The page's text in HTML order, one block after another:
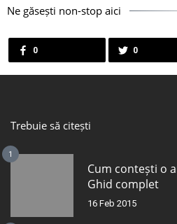
Ne găsești non-stop aici
0 0
Trebuie să citești
1
Cum contești o
Ghid complet
16 Feb 2015